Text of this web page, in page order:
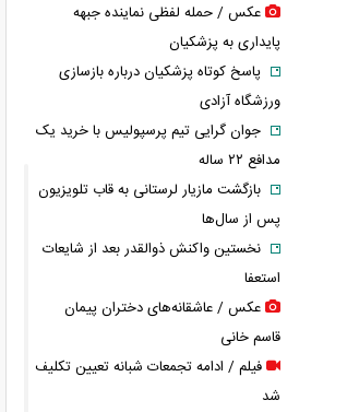
عکس / حمله لفظی نماینده جبهه
پایداری به پزشکیان
پاسخ کوتاه پزشکیان درباره بازسازی
ورزشگاه آزادی
جوان گرایی تیم پرسپولیس با خرید یک
مدافع ۲۲ ساله
بازگشت مازیار لرستانی به قاب تلویزیون
پس از سال‌ها
نخستین واکنش ذوالقدر بعد از شایعات
استعفا
عکس / عاشقانه‌های دختران پیمان
قاسم خانی
فیلم / ادامه تجمعات شبانه تعیین تکلیف
شد